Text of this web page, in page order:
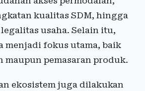
kualitas SDM, hingga
usaha. Selain itu,
menjadi fokus utama, baik
maupun pemasaran produk.
ekosistem juga dilakukan